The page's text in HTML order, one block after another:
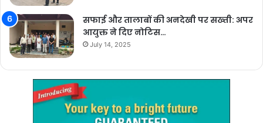
सफाई और तालाबों की अनदेखी पर सख्ती: अपर
आयुक्त ने दिए नोटिस…
July 14, 2025